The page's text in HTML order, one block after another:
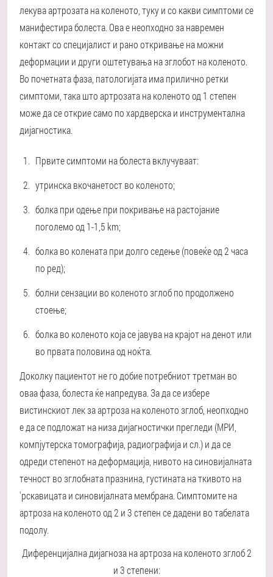
лекува артрозата на коленото, туку и со какви симптоми се
манифестира болеста. Ова е неопходно за навремен
контакт со специјалист и рано откривање на можни
деформации и други оштетувања на зглобот на коленото.
Во почетната фаза, патологијата има прилично ретки
симптоми, така што артрозата на коленото од 1 степен
може да се открие само по хардверска и инструментална
дијагностика.
Првите симптоми на болеста вклучуваат:
утринска вкочанетост во коленото;
болка при одење при покривање на растојание
поголемо од 1-1,5 km;
болка во колената при долго седење (повеќе од 2 часа
по ред);
болни сензации во коленото зглоб по продолжено
стоење;
болка во коленото која се јавува на крајот на денот или
во првата половина од ноќта.
Доколку пациентот не го добие потребниот третман во
оваа фаза, болеста ќе напредува. За да се избере
вистинскиот лек за артроза на коленото зглоб, неопходно
е да се подложат на низа дијагностички прегледи (МРИ,
компјутерска томографија, радиографија и сл.) и да се
одреди степенот на деформација, нивото на синовијалната
течност во зглобната празнина, густината на ткивото на
'рскавицата и синовијалната мембрана. Симптомите на
артроза на коленото од 2 и 3 степен се дадени во табелата
подолу.
Диференцијална дијагноза на артроза на коленото зглоб 2
и 3 степени: